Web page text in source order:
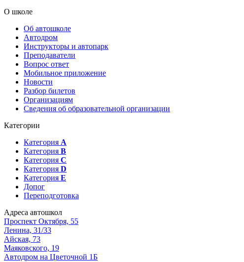
О школе
Об автошколе
Автодром
Инструкторы и автопарк
Преподаватели
Вопрос ответ
Мобильное приложение
Новости
Разбор билетов
Организациям
Сведения об образовательной организации
Категории
Категория А
Категория B
Категория C
Категория D
Категория E
Допог
Переподготовка
Адреса автошкол
Проспект Октября, 55
Ленина, 31/33
Айская, 73
Маяковского, 19
Автодром на Цветочной 1Б